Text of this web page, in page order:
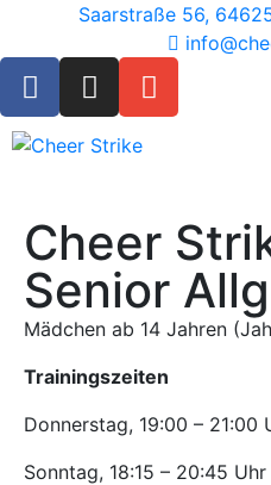
Saarstraße 56,
Cheer
Senior
Mädchen ab 14 Jahren
Trainingszeiten
Donnerstag, 19:00 – 21:00
Sonntag, 18:15 – 20:45 Uhr